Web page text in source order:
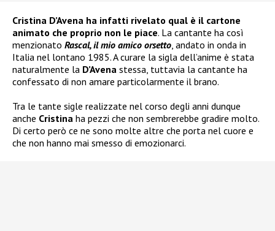
Cristina D’Avena ha infatti rivelato qual è il cartone
animato che proprio non le piace. La cantante ha così
menzionato Rascal, il mio amico orsetto , andato in onda in
Italia nel lontano 1985. A curare la sigla dell’anime è stata
naturalmente la D’Avena stessa, tuttavia la cantante ha
confessato di non amare particolarmente il brano.
Tra le tante sigle realizzate nel corso degli anni dunque
anche Cristina ha pezzi che non sembrerebbe gradire molto.
Di certo però ce ne sono molte altre che porta nel cuore e
che non hanno mai smesso di emozionarci.